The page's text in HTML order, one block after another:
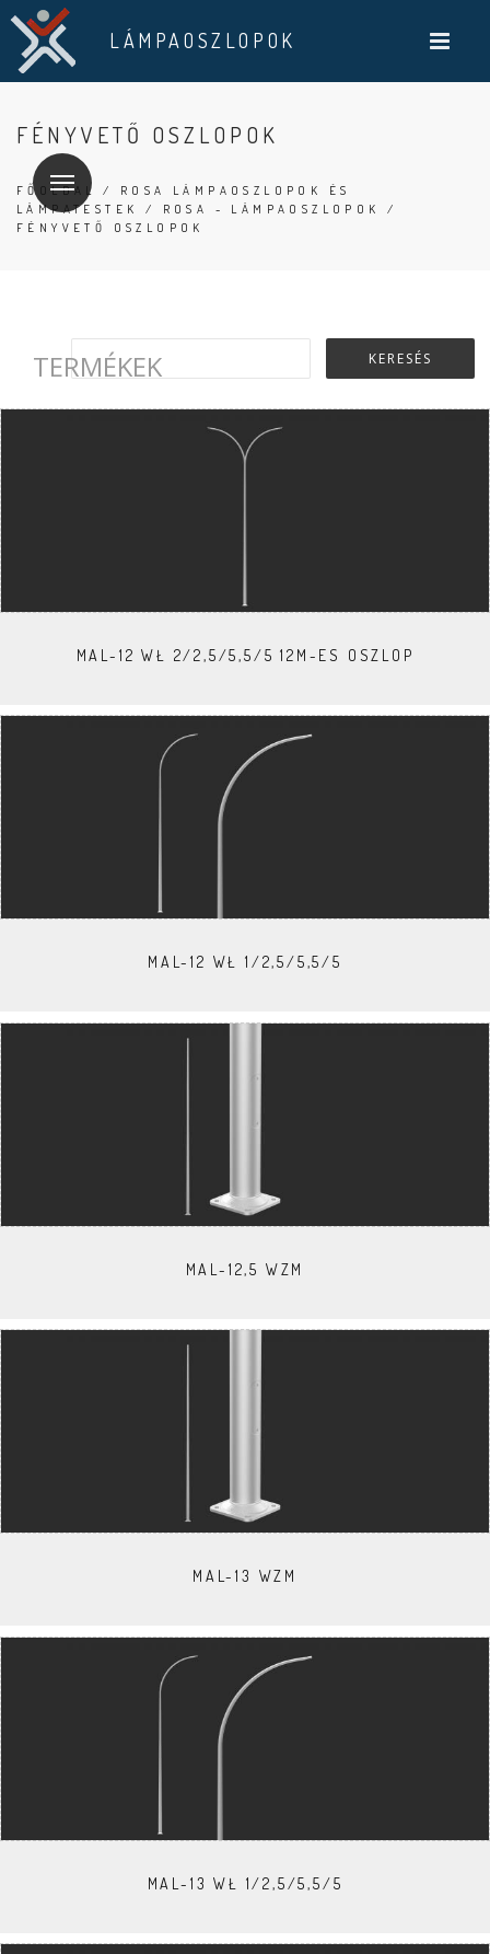
LÁMPAOSZLOPOK
FÉNYVETŐ OSZLOPOK
FŐOLDAL / ROSA LÁMPAOSZLOPOK ÉS
LÁMPATESTEK
/ ROSA - LÁMPAOSZLOPOK
/
FÉNYVETŐ OSZLOPOK
TERMÉKEK
MAL-12 WŁ 2/2,5/5,5/5 12M-ES OSZLOP
MAL-12 WŁ 1/2,5/5,5/5
MAL-12,5 WZM
MAL-13 WZM
MAL-13 WŁ 1/2,5/5,5/5